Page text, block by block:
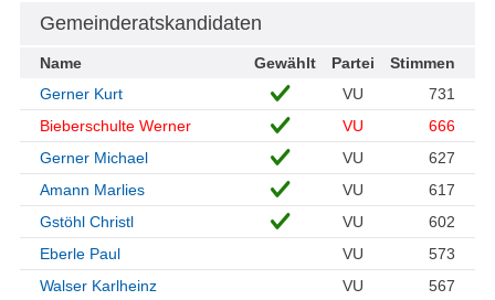
Gemeinderatskandidaten
Name Gewählt Partei
Stimmen
Gerner Kurt
VU
731
Bieberschulte Werner
VU
666
Gerner Michael
VU
627
Amann Marlies
VU
617
Gstöhl Christl
VU
602
Eberle Paul
VU
573
Walser Karlheinz
VU 567